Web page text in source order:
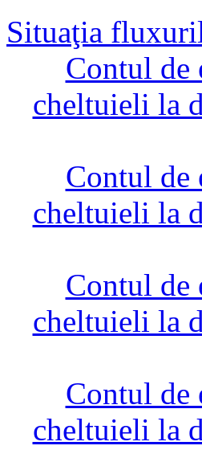
Situaţia
Contul de
cheltuieli la
Contul de
cheltuieli la
Contul de
cheltuieli la
Contul de
cheltuieli la